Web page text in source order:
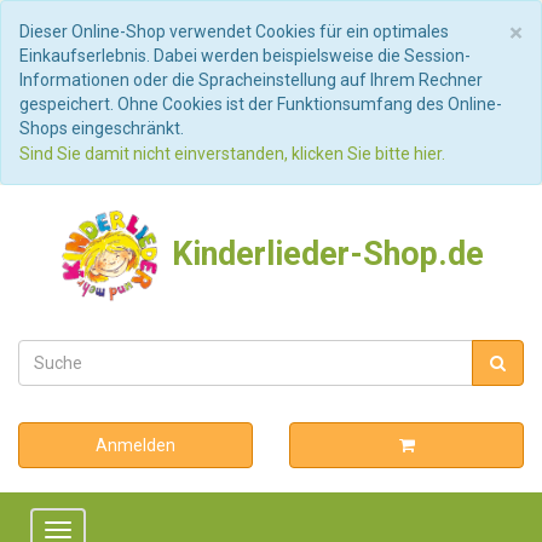
×
Dieser Online-Shop verwendet Cookies für ein optimales
Einkaufserlebnis. Dabei werden beispielsweise die Session-
Informationen oder die Spracheinstellung auf Ihrem Rechner
gespeichert. Ohne Cookies ist der Funktionsumfang des Online-
Shops eingeschränkt.
Sind Sie damit nicht einverstanden, klicken Sie bitte hier.
Kinderlieder-Shop.de
Anmelden
Toggle